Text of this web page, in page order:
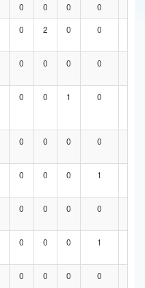
0 0 0 0
0 2 0 0
0 0 0 0
0 0 1 0
0 0 0 0
0 0 0 1
0 0 0 0
0 0 0 1
0 0 0 0